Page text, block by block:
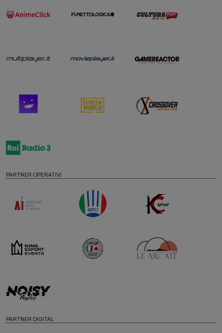
PARTNER OPERATIVI
PARTNER DIGITAL